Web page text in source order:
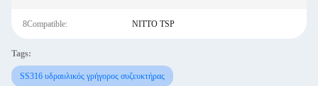
8Compatible: NITTO TSP
Tags:
SS316 υδραυλικός γρήγορος συζευκτήρας